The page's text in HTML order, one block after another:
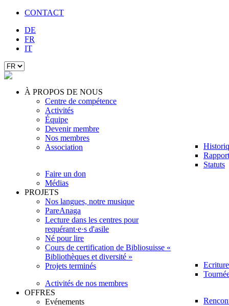
CONTACT
DE
FR
IT
À PROPOS DE NOUS
Centre de compétence
Activités
Équipe
Devenir membre
Nos membres
Association
Statuts
Faire un don
Médias
PROJETS
Nos langues, notre musique
PareAnaga
Lecture dans les centres pour
requérant·e·s d'asile
Né pour lire
Cours de certification de Bibliosuisse «
Bibliothèques et diversité »
Projets terminés
Activités de nos membres
OFFRES
Evénements